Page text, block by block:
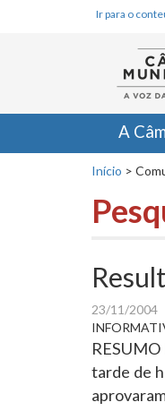
Ir para o
A
Início >
23/11/2004
tarde de